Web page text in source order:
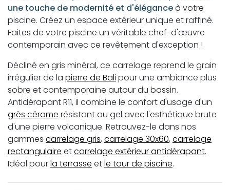
une touche de modernité et d'éléganceà votre
piscine. Créez un espace extérieur unique et raffiné.
Faites de votre piscine un véritable chef-d'œuvre
contemporain avec ce revêtement d'exception !
Décliné en gris minéral, ce carrelage reprend le grain
irrégulier de la pierre de Bali pour une ambiance plus
sobre et contemporaine autour du bassin.
Antidérapant R11, il combine le confort d'usage d'un
grès cérame résistant au gel avec l'esthétique brute
d'une pierre volcanique. Retrouvez-le dans nos
gammes carrelage gris, carrelage 30x60, carrelage
rectangulaire etcarrelage extérieur antidérapant.
Idéal pourla terrasse etle tour de piscine.